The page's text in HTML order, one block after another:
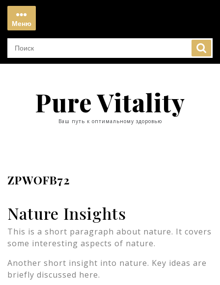
Перейти
содержимому
Меню
Меню
Pure Vitality
Ваш путь к оптимальному здоровью
ZPWOFB72
Nature Insights
This is a short paragraph about nature. It covers
some interesting aspects of nature.
Another short insight into nature. Key ideas are
briefly discussed here.